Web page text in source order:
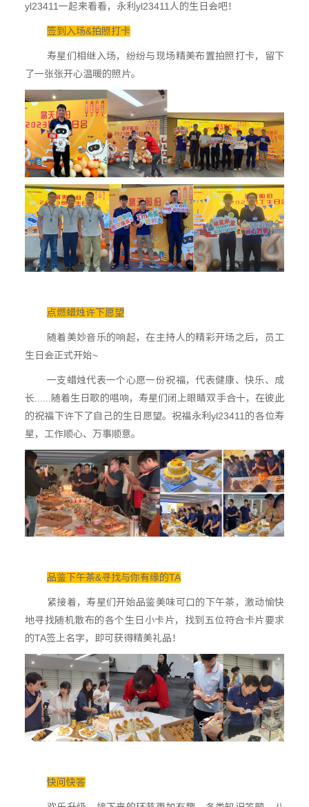
yl23411一起来看看，永利yl23411人的生日会吧！
签到入场&拍照打卡
寿星们相继入场，纷纷与现场精美布置拍照打卡，留下
了一张张开心温暖的照片。
点燃蜡烛许下愿望
随着美妙音乐的响起，在主持人的精彩开场之后，员工
生日会正式开始~
一支蜡烛代表一个心愿一份祝福，代表健康、快乐、成
长......随着生日歌的唱响，寿星们闭上眼睛双手合十，在彼此
的祝福下许下了自己的生日愿望。祝福永利yl23411的各位寿
星，工作顺心、万事顺意。
品鉴下午茶&寻找与你有缘的TA
紧接着，寿星们开始品鉴美味可口的下午茶，激动愉快
地寻找随机散布的各个生日小卡片，找到五位符合卡片要求
的TA签上名字，即可获得精美礼品！
快问快答